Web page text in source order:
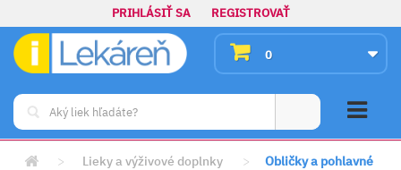
PRIHLÁSIŤ SA REGISTROVAŤ
0
> Lieky a výživové doplnky >
Obličky a pohlavné